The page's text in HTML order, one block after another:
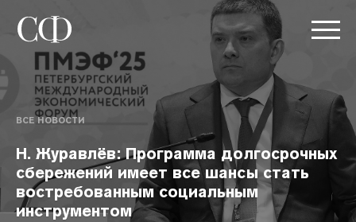
ВСЕ НОВОСТИ
Н. Журавлёв: Программа долгосрочных
сбережений имеет все шансы стать
востребованным социальным
инструментом